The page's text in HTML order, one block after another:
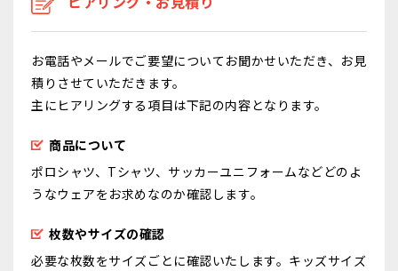
お電話やメールでご要望についてお聞かせいただき、お見
積りさせていただきます。
主にヒアリングする項目は下記の内容となります。
商品について
ポロシャツ、Tシャツ、サッカーユニフォームなどどのよ
うなウェアをお求めなのか確認します。
枚数やサイズの確認
必要な枚数をサイズごとに確認いたします。キッズサイズ